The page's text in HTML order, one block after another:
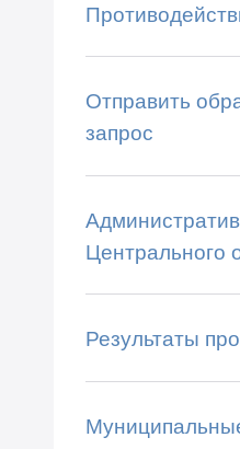
Отправить
запрос
Центрального
Результаты